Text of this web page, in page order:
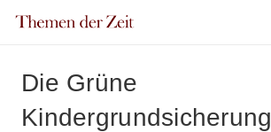
Die Grüne
Kindergrundsicherung